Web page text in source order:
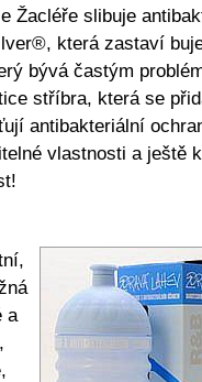
Žacléře slibuje
která zastaví
bývá častým
stříbra, která se
antibakteriální
vlastnosti a ještě
a